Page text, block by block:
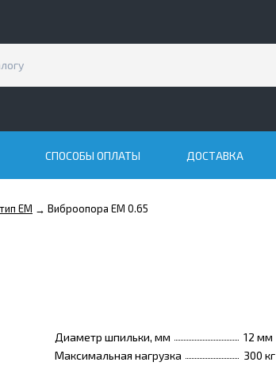
СПОСОБЫ ОПЛАТЫ ДОСТАВКА
EM → Виброопора EM 0.65
Диаметр шпильки, мм
12 мм
Максимальная нагрузка
300 кг